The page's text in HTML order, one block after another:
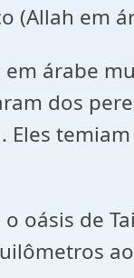
(Allah em
árabe
dos
oásis de